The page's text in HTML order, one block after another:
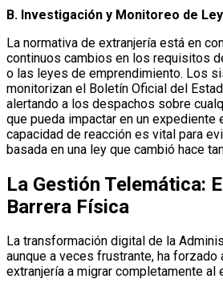
B. Investigación y Monitoreo de
La normativa de extranjería está en
continuos cambios en los requisitos
o las leyes de emprendimiento. Los
monitorizan el Boletín Oficial del
alertando a los despachos sobre
que pueda impactar en un expediente
capacidad de reacción es vital para
basada en una ley que cambió hace
La Gestión Telemática:
Barrera Física
La transformación digital de la
aunque a veces frustrante, ha
extranjería a migrar completamente al